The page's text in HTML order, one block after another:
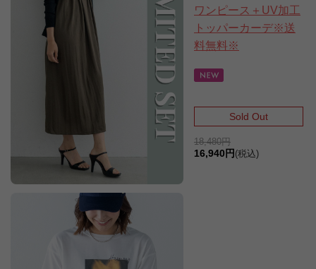
ワンピース＋UV加工
トッパーカーデ※送
料無料※
Sold Out
18,480円
16,940円 (税込)